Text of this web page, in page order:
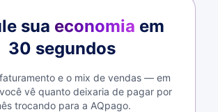
sua economia em
30 segundos
e o mix de vendas — em
vê quanto deixaria de pagar por
trocando para a AQpago.